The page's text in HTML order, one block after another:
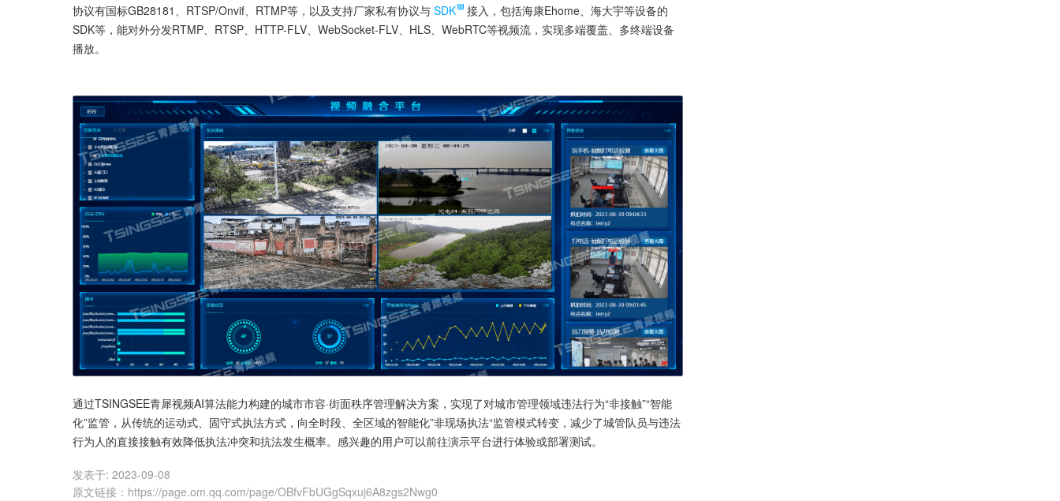
协议有国标GB28181、RTSP/Onvif、RTMP等，以及支持厂家私有协议与 SDK
接入，包括海康Ehome、海大宇等设备的
SDK等，能对外分发RTMP、RTSP、HTTP-FLV、WebSocket-FLV、HLS、WebRTC等视频流，实现多端覆盖、多终端设备
播放。
通过TSINGSEE青犀视频AI算法能力构建的城市市容·街面秩序管理解决方案，实现了对城市管理领域违法行为“非接触”“智能
化”监管，从传统的运动式、固守式执法方式，向全时段、全区域的智能化”非现场执法“监管模式转变，减少了城管队员与违法
行为人的直接接触有效降低执法冲突和抗法发生概率。感兴趣的用户可以前往演示平台进行体验或部署测试。
发表于: 2023-09-08
原文链接 ： https://page.om.qq.com/page/OBfvFbUGgSqxuj6A8zgs2Nwg0